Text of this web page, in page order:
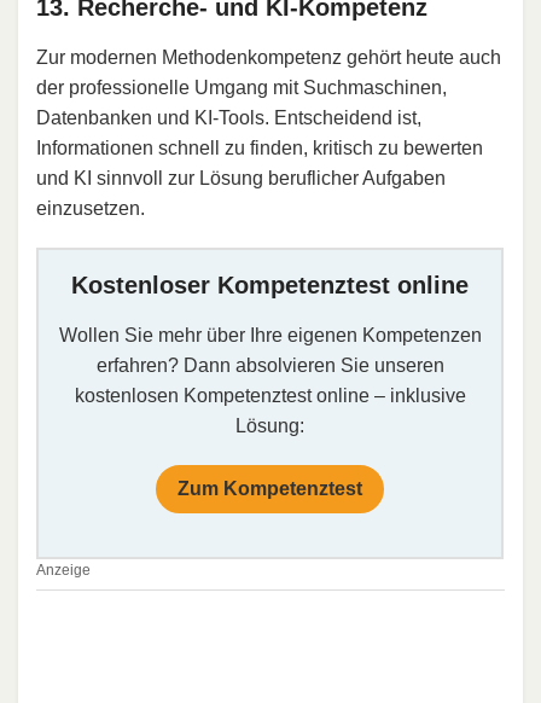
13. Recherche- und KI-Kompetenz
Zur modernen Methodenkompetenz gehört heute auch
der professionelle Umgang mit Suchmaschinen,
Datenbanken und KI-Tools. Entscheidend ist,
Informationen schnell zu finden, kritisch zu bewerten
und KI sinnvoll zur Lösung beruflicher Aufgaben
einzusetzen.
Kostenloser Kompetenztest online
Wollen Sie mehr über Ihre eigenen Kompetenzen
erfahren? Dann absolvieren Sie unseren
kostenlosen Kompetenztest online – inklusive
Lösung:
Zum Kompetenztest
Anzeige